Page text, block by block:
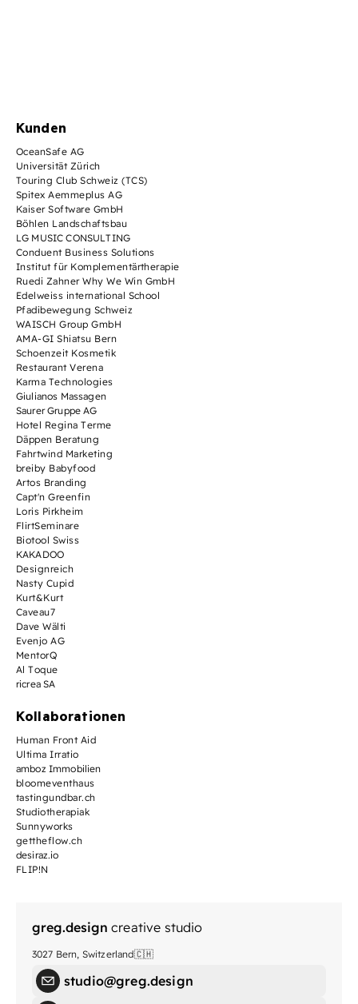
Kunden
OceanSafe AG
Universität Zürich
Touring Club Schweiz (TCS)
Spitex Aemmeplus AG
Kaiser Software GmbH
Böhlen Landschaftsbau
LG MUSIC CONSULTING
Conduent Business Solutions
Institut für Komplementärtherapie
Ruedi Zahner Why We Win GmbH
Edelweiss international School
Pfadibewegung Schweiz
WAISCH Group GmbH
AMA-GI Shiatsu Bern
Schoenzeit Kosmetik
Restaurant Verena
Karma Technologies
Giulianos Massagen
Saurer Gruppe AG
Hotel Regina Terme
Däppen Beratung
Fahrtwind Marketing
breiby Babyfood
Artos Branding
Capt'n Greenfin
Loris Pirkheim
FlirtSeminare
Biotool Swiss
KAKADOO
Designreich
Nasty Cupid
Kurt&Kurt
Caveau7
Dave Wälti
Evenjo AG
MentorQ
Al Toque
ricrea SA
Kollaborationen
Human Front Aid
Ultima Irratio
amboz Immobilien
bloomeventhaus
tastingundbar.ch
Studiotherapiak
Sunnyworks
gettheflow.ch
desiraz.io
FLIP!N
greg.design creative studio
3027 Bern, Switzerland🇨🇭
studio@greg.design